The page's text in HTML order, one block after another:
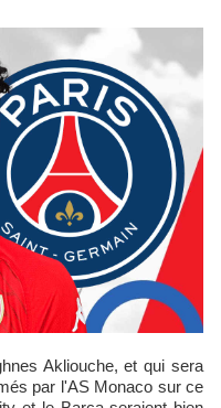
par l'AS Monaco sur ce